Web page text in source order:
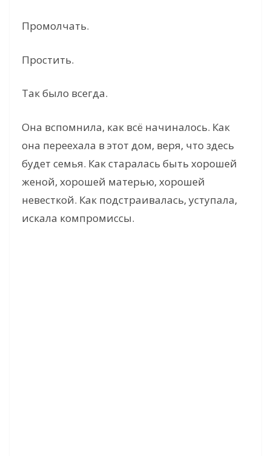
Промолчать.
Простить.
Так было всегда.
Она вспомнила, как всё начиналось. Как
она переехала в этот дом, веря, что здесь
будет семья. Как старалась быть хорошей
женой, хорошей матерью, хорошей
невесткой. Как подстраивалась, уступала,
искала компромиссы.